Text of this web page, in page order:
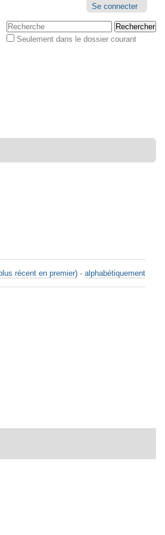
personnels
Se connecter
Chercher par
Seulement dans le dossier courant
récent en premier) · alphabétiquement